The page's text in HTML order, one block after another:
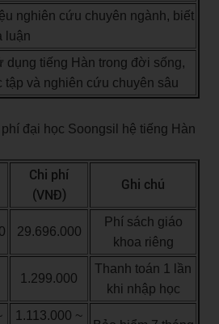
nghiên cứu chuyên ngành, biết
luận
dụng tiếng Hàn trong đời sống,
tập và nghiên cứu chuyên sâu
đại học Soongsil hệ tiếng Hàn
Chi phí
(VNĐ)
Ghi chú
29.696.000
Phí sách giáo
khoa riêng
1.299.000
Thanh toán 1 lần
khi nhập học
1.113.000 ~